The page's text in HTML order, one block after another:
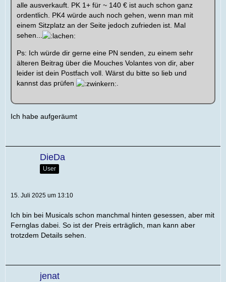
alle ausverkauft. PK 1+ für ~ 140 € ist auch schon ganz
ordentlich. PK4 würde auch noch gehen, wenn man mit
einem Sitzplatz an der Seite jedoch zufrieden ist. Mal
sehen...
Ps: Ich würde dir gerne eine PN senden, zu einem sehr
älteren Beitrag über die Mouches Volantes von dir, aber
leider ist dein Postfach voll. Wärst du bitte so lieb und
kannst das prüfen
Ich habe aufgeräumt
DieDa
User
15. Juli 2025 um 13:10
Ich bin bei Musicals schon manchmal hinten gesessen, aber mit
Fernglas dabei. So ist der Preis erträglich, man kann aber
trotzdem Details sehen.
jenat